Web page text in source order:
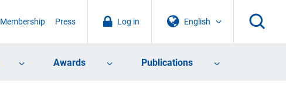
English
Log in
Membership Press
Awards Publications